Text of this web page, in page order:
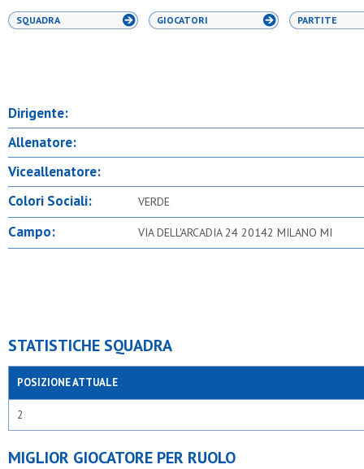
SQUADRA GIOCATORI PARTITE
Dirigente:
Allenatore:
Viceallenatore:
Colori Sociali:
VERDE
Campo: VIA DELL'ARCADIA 24 20142 MILANO MI
STATISTICHE SQUADRA
POSIZIONE ATTUALE
2
MIGLIOR GIOCATORE PER RUOLO